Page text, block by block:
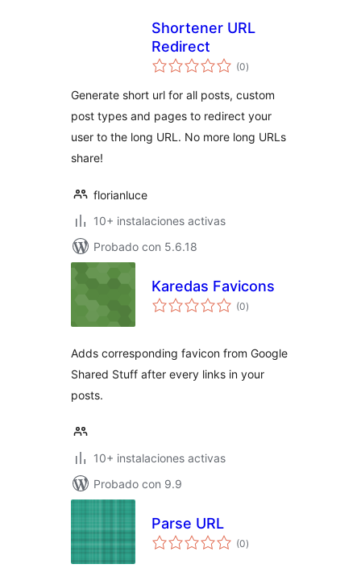
Shortener URL
Redirect
(0evaluación
total
)
Generate short url for all posts, custom
post types and pages to redirect your
user to the long URL. No more long URLs
share!
florianluce
10+ instalaciones activas
Probado con 5.6.18
Karedas Favicons
(0evaluación
total
)
Adds corresponding favicon from Google
Shared Stuff after every links in your
posts.
10+ instalaciones activas
Probado con 9.9
Parse URL
(0evaluación
total
)